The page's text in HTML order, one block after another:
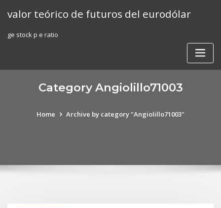
valor teórico de futuros del eurodólar
ge stock p e ratio
Category Angiolillo71003
Home Archive by category "Angiolillo71003"